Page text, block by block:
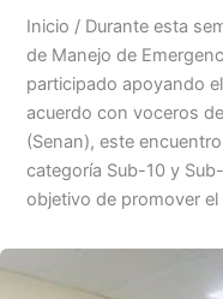
Inicio / Durante esta
de Manejo de
participado apoyando
acuerdo con voceros
(Senan), este
categoría Sub-10 y
objetivo de promover el